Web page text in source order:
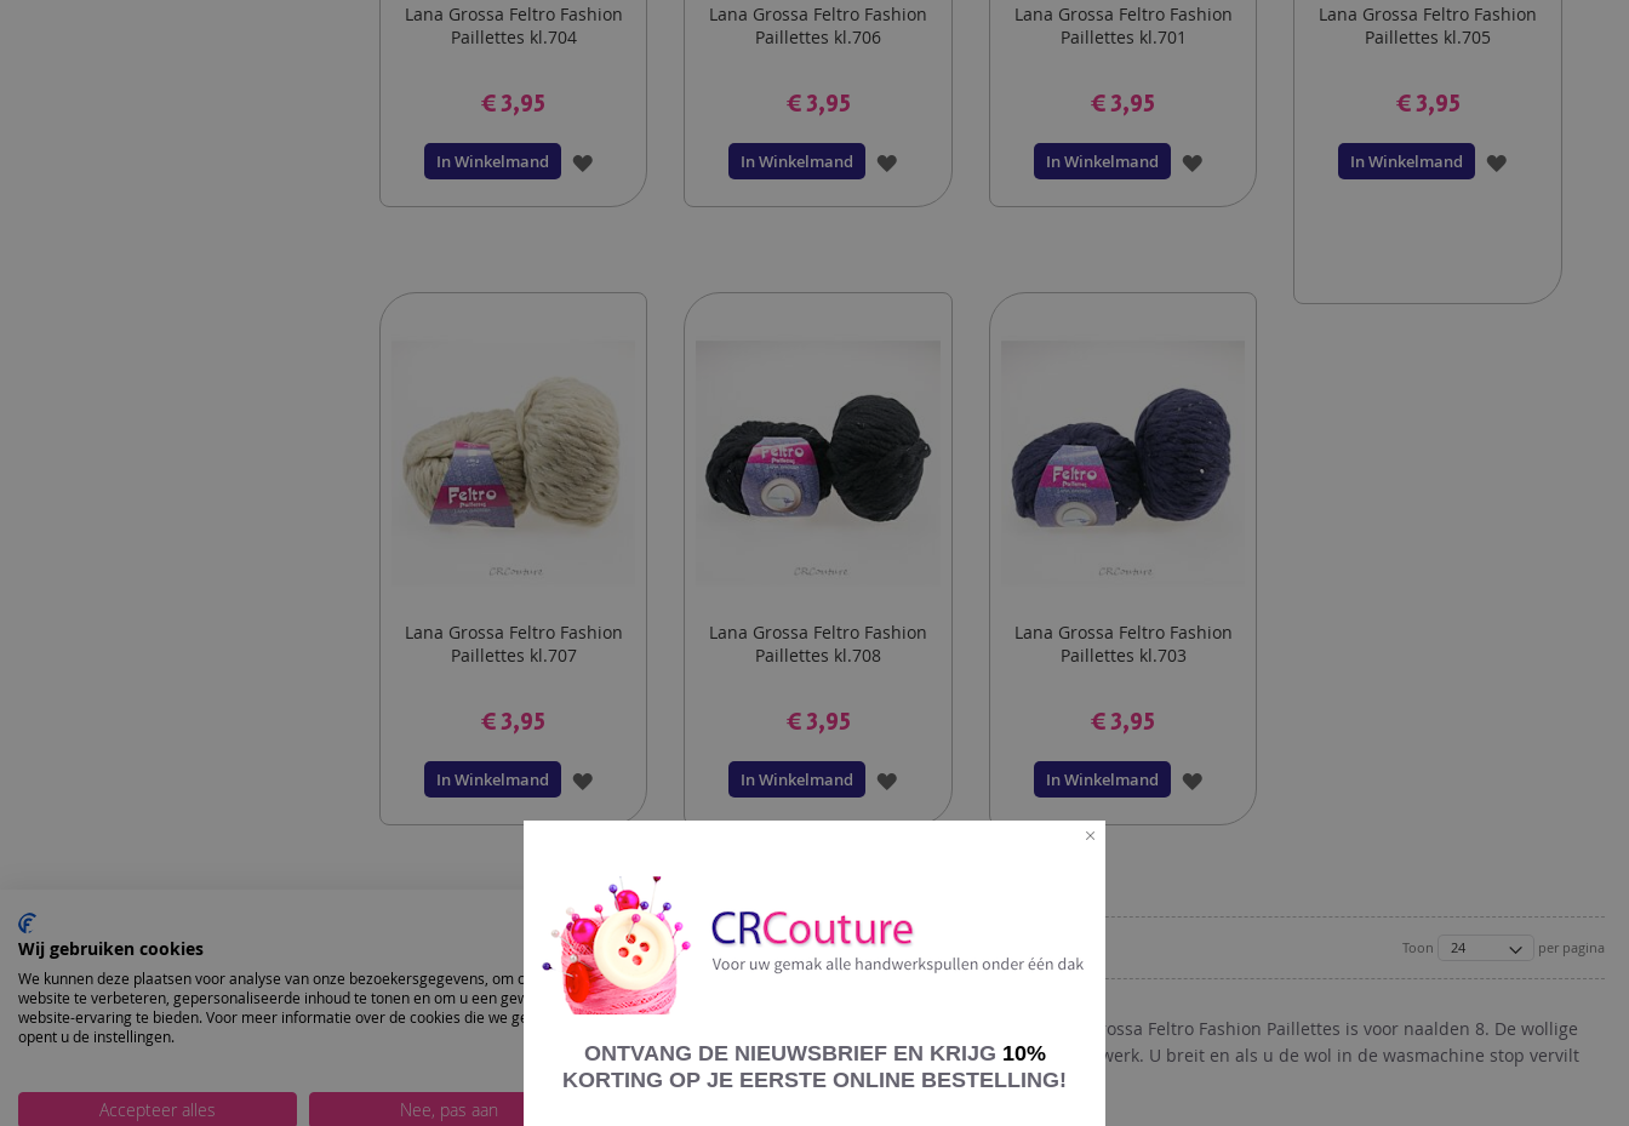
Lana Grossa Feltro Fashion
Paillettes kl.704
€ 3,95
In Winkelmand
VOEG
TOE
VERLANGLIJST
Lana Grossa Feltro Fashion
Paillettes kl.706
€ 3,95
In Winkelmand
VOEG
TOE
VERLANGLIJST
Lana Grossa Feltro Fashion
Paillettes kl.701
€ 3,95
In Winkelmand
VOEG
TOE
VERLANGLIJST
Lana Grossa Feltro Fashion
Paillettes kl.705
€ 3,95
In Winkelmand
VOEG
Lana Grossa Feltro Fashion
Paillettes kl.707
€ 3,95
In Winkelmand
VOEG
TOE
VERLANGLIJST
Lana Grossa Feltro Fashion
Paillettes kl.708
€ 3,95
In Winkelmand
VOEG
TOE
Lana Grossa Feltro Fashion
Paillettes kl.703
€ 3,95
In Winkelmand
VOEG
TOE
Toon per pagina
Lana Grossa Feltro Fashion Paillettesis een draad uit de serie wassen en vilten. Lana Grossa Feltro Fashion Paillettes is voor naalden 8. De wollige
draad is omgerind met een paillettes draadje en geeft een sprankelend effect aan uw werk. U breit en als u de wol in de wasmachine stop vervilt
ONTVANG DE NIEUWSBRIEF EN KRIJG 10%
KORTING OP JE EERSTE ONLINE BESTELLING!
Wij gebruiken cookies
We kunnen deze plaatsen voor analyse van onze bezoekersgegevens, om onze
website te verbeteren, gepersonaliseerde inhoud te tonen en om u een geweldige
website-ervaring te bieden. Voor meer informatie over de cookies die we gebruiken
opent u de instellingen.
Accepteer alles Nee, pas aan